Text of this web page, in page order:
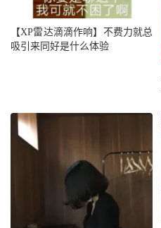
【XP雷达滴滴作响】不费力就总
吸引来同好是什么体验